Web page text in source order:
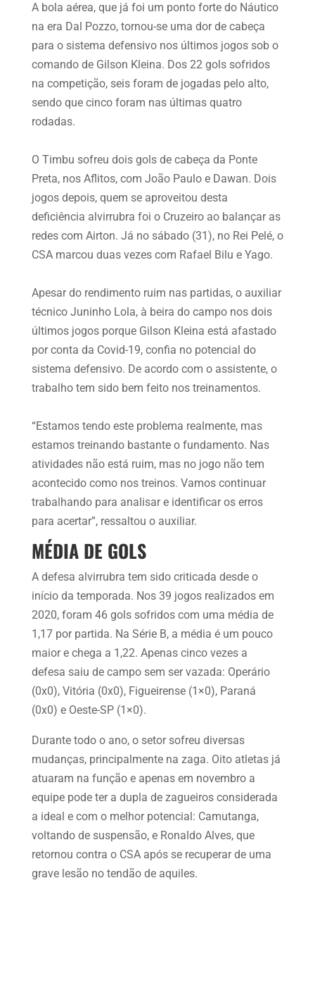
A bola aérea, que já foi um ponto forte do Náutico
na era Dal Pozzo, tornou-se uma dor de cabeça
para o sistema defensivo nos últimos jogos sob o
comando de Gilson Kleina. Dos 22 gols sofridos
na competição, seis foram de jogadas pelo alto,
sendo que cinco foram nas últimas quatro
rodadas.
O Timbu sofreu dois gols de cabeça da Ponte
Preta, nos Aflitos, com João Paulo e Dawan. Dois
jogos depois, quem se aproveitou desta
deficiência alvirrubra foi o Cruzeiro ao balançar as
redes com Airton. Já no sábado (31), no Rei Pelé, o
CSA marcou duas vezes com Rafael Bilu e Yago.
Apesar do rendimento ruim nas partidas, o auxiliar
técnico Juninho Lola, à beira do campo nos dois
últimos jogos porque Gilson Kleina está afastado
por conta da Covid-19, confia no potencial do
sistema defensivo. De acordo com o assistente, o
trabalho tem sido bem feito nos treinamentos.
“Estamos tendo este problema realmente, mas
estamos treinando bastante o fundamento. Nas
atividades não está ruim, mas no jogo não tem
acontecido como nos treinos. Vamos continuar
trabalhando para analisar e identificar os erros
para acertar”, ressaltou o auxiliar.
MÉDIA DE GOLS
A defesa alvirrubra tem sido criticada desde o
início da temporada. Nos 39 jogos realizados em
2020, foram 46 gols sofridos com uma média de
1,17 por partida. Na Série B, a média é um pouco
maior e chega a 1,22. Apenas cinco vezes a
defesa saiu de campo sem ser vazada: Operário
(0x0), Vitória (0x0), Figueirense (1×0), Paraná
(0x0) e Oeste-SP (1×0).
Durante todo o ano, o setor sofreu diversas
mudanças, principalmente na zaga. Oito atletas já
atuaram na função e apenas em novembro a
equipe pode ter a dupla de zagueiros considerada
a ideal e com o melhor potencial: Camutanga,
voltando de suspensão, e Ronaldo Alves, que
retornou contra o CSA após se recuperar de uma
grave lesão no tendão de aquiles.